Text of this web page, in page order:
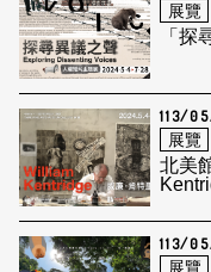
展覽
「探
113/
展覽
北美
113/
展覽